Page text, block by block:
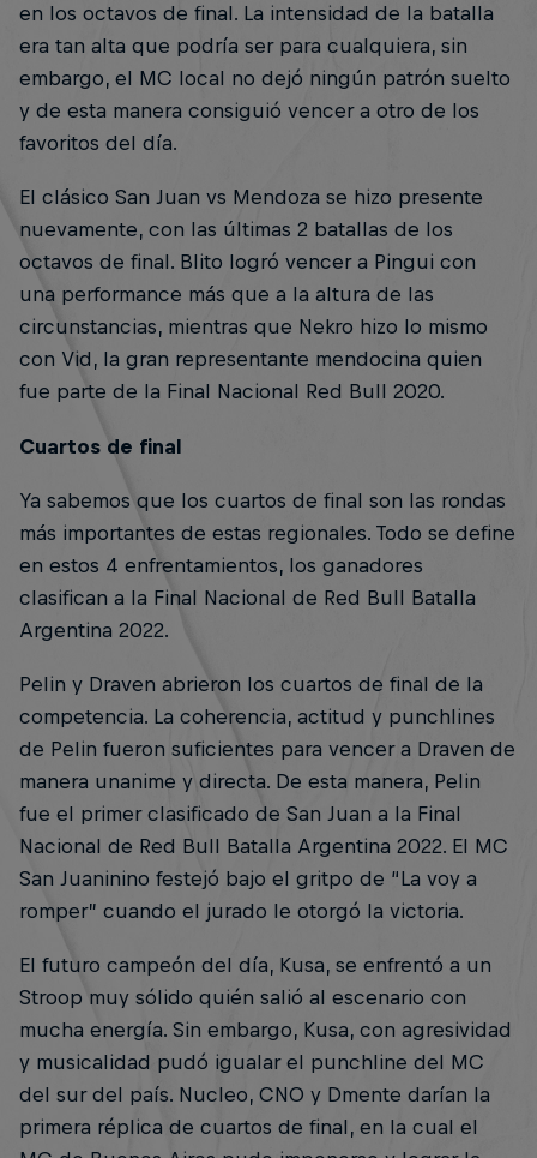
en los octavos de final. La intensidad de la batalla
era tan alta que podría ser para cualquiera, sin
embargo, el MC local no dejó ningún patrón suelto
y de esta manera consiguió vencer a otro de los
favoritos del día.
El clásico San Juan vs Mendoza se hizo presente
nuevamente, con las últimas 2 batallas de los
octavos de final. Blito logró vencer a Pingui con
una performance más que a la altura de las
circunstancias, mientras que Nekro hizo lo mismo
con Vid, la gran representante mendocina quien
fue parte de la Final Nacional Red Bull 2020.
Cuartos de final
Ya sabemos que los cuartos de final son las rondas
más importantes de estas regionales. Todo se define
en estos 4 enfrentamientos, los ganadores
clasifican a la Final Nacional de Red Bull Batalla
Argentina 2022.
Pelin y Draven abrieron los cuartos de final de la
competencia. La coherencia, actitud y punchlines
de Pelin fueron suficientes para vencer a Draven de
manera unanime y directa. De esta manera, Pelin
fue el primer clasificado de San Juan a la Final
Nacional de Red Bull Batalla Argentina 2022. El MC
San Juaninino festejó bajo el gritpo de “La voy a
romper” cuando el jurado le otorgó la victoria.
El futuro campeón del día, Kusa, se enfrentó a un
Stroop muy sólido quién salió al escenario con
mucha energía. Sin embargo, Kusa, con agresividad
y musicalidad pudó igualar el punchline del MC
del sur del país. Nucleo, CNO y Dmente darían la
primera réplica de cuartos de final, en la cual el